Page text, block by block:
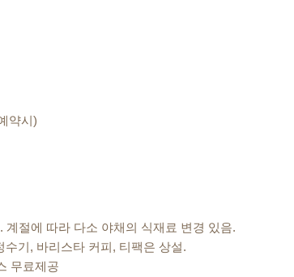
약시)
절에 따라 다소 야채의 식재료 변경 있음.
기, 바리스타 커피, 티팩은 상설.
무료제공